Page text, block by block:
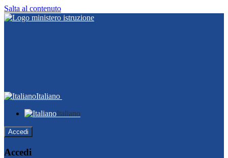
Salta al contenuto
Italiano
Italiano
Accedi
Accedi